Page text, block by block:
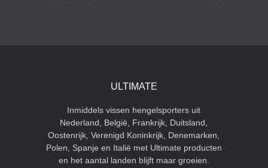
ULTIMATE
Inmiddels vissen hengelsporters uit
Nederland, België, Frankrijk, Duitsland,
Oostenrijk, Verenigd Koninkrijk, Denemarken,
Polen, Spanje en Italië met Ultimate producten
en het aantal landen blijft maar groeien.